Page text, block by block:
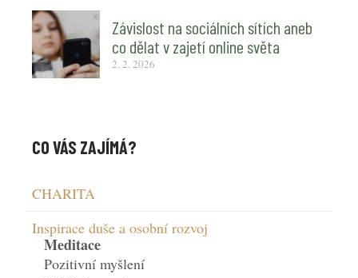
Závislost na sociálních sítích aneb
co dělat v zajetí online světa
2. 2. 2026
CO VÁS ZAJÍMÁ?
CHARITA
Inspirace duše a osobní rozvoj
Meditace
Pozitivní myšlení